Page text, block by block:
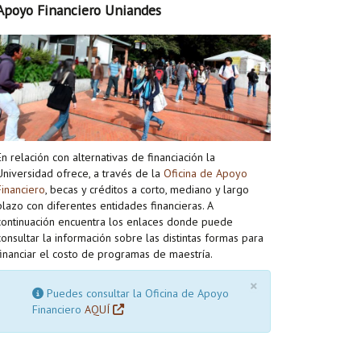
Financiero Uniandes
relación con alternativas de financiación la
ofrece, a través de laOficina de Apoyo
, becas y créditos a corto, mediano y largo
con diferentes entidades financieras. A
encuentra los enlaces donde puede
la información sobre las distintas formas para
el costo de programas de maestría.
×
Puedes consultar la Oficina de Apoyo
FinancieroAQUÍ